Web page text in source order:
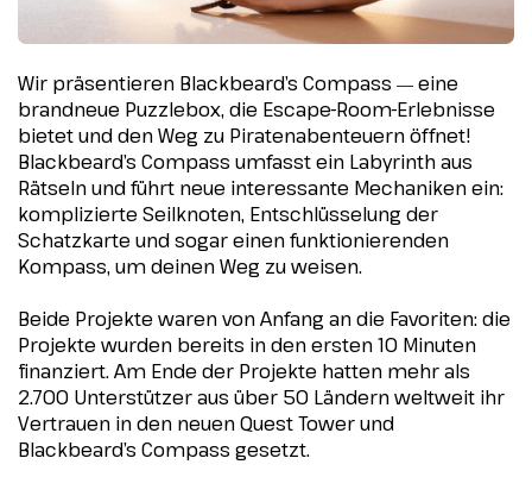
Wir präsentieren Blackbeard’s Compass — eine
brandneue Puzzlebox, die Escape-Room-Erlebnisse
bietet und den Weg zu Piratenabenteuern öffnet!
Blackbeard’s Compass umfasst ein Labyrinth aus
Rätseln und führt neue interessante Mechaniken ein:
komplizierte Seilknoten, Entschlüsselung der
Schatzkarte und sogar einen funktionierenden
Kompass, um deinen Weg zu weisen.
Beide Projekte waren von Anfang an die Favoriten: die
Projekte wurden bereits in den ersten 10 Minuten
finanziert. Am Ende der Projekte hatten mehr als
2.700 Unterstützer aus über 50 Ländern weltweit ihr
Vertrauen in den neuen Quest Tower und
Blackbeard’s Compass gesetzt.